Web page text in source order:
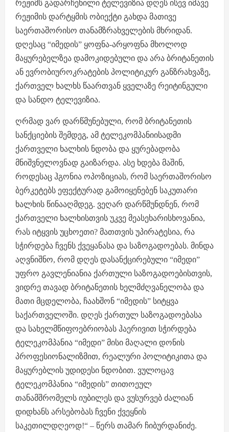
რეჟიმს გადარჩენილი ტელევიზია დღეს ისევ იმავე
რეჟიმის დარტყმის ობიექტი გახდა მათივე
საერთაშორისო თანამზრახველების მხრიდან.
დღესაც “იმედის” ყოფნა-არყოფნა მხოლოდ
მაყურებელზეა დამოკიდებული და არა ბრიტანეთის
ან ევრობიუროკრატების პოლიტიკურ განზრახვაზე,
ქართველ ხალხს წაართვან ყველაზე რეიტინგული
და სანდო ტელევიზია.
ღრმად ვარ დარწმუნებული, რომ ბრიტანეთის
სანქციების შემდეგ, ამ ტელეკომპანიისადმი
ქართველი ხალხის ნდობა და ყურებადობა
მნიშვნელოვნად გაიზარდა. ასე ხდება მაშინ,
როდესაც ჰგონია ოპოზიციას, რომ საერთაშორისო
ბერკეტებს ეფექტურად გამოიყენებენ საკუთარი
ხალხის წინააღმდეგ. ვეღარ დარწმუნდნენ, რომ
ქართველი ხალხისთვის უკვე მეასეხარისხოვანია,
რას იტყვის უცხოეთი? მათთვის უპირატესია, რა
სჭირდება ჩვენს ქვეყანასა და საზოგადოებას. მინდა
აღვნიშნო, რომ დღეს დასანქცირებული “იმედი”
უფრო გავლენიანია ქართული საზოგადოებისთვის,
ვიდრე თავად ბრიტანეთის ხელმძღვანელობა და
მათი მცდელობა, ჩაახშონ “იმედის” სიტყვა
საქართველოში. დღეს ქართულ საზოგადოებასა
და სახელმწიფოებრიობას ჰაერივით სჭირდება
ტელეკომპანია “იმედი” მისი მაღალი დონის
პროფესიონალიზმით, რეალური პოლიტიკითა და
მაყურებლის უდიდესი ნდობით. ვულოცავ
ტელეკომპანია “იმედის” თითოეულ
თანამშრომელს იუბილეს და ვუსურვებ ძალიან
დიდხანს არსებობას ჩვენი ქვეყნის
საკეთილდღეოდ!“ – წერს თამარ ჩიბურდანიძე.